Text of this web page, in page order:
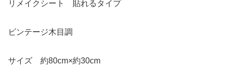
リメイクシート 貼れるタイプ
ビンテージ木目調
サイズ 約80cm×約30cm